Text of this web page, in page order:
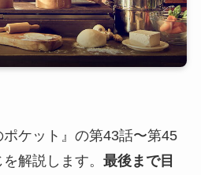
ケット』の第43話〜第45
解説します。 最後まで目